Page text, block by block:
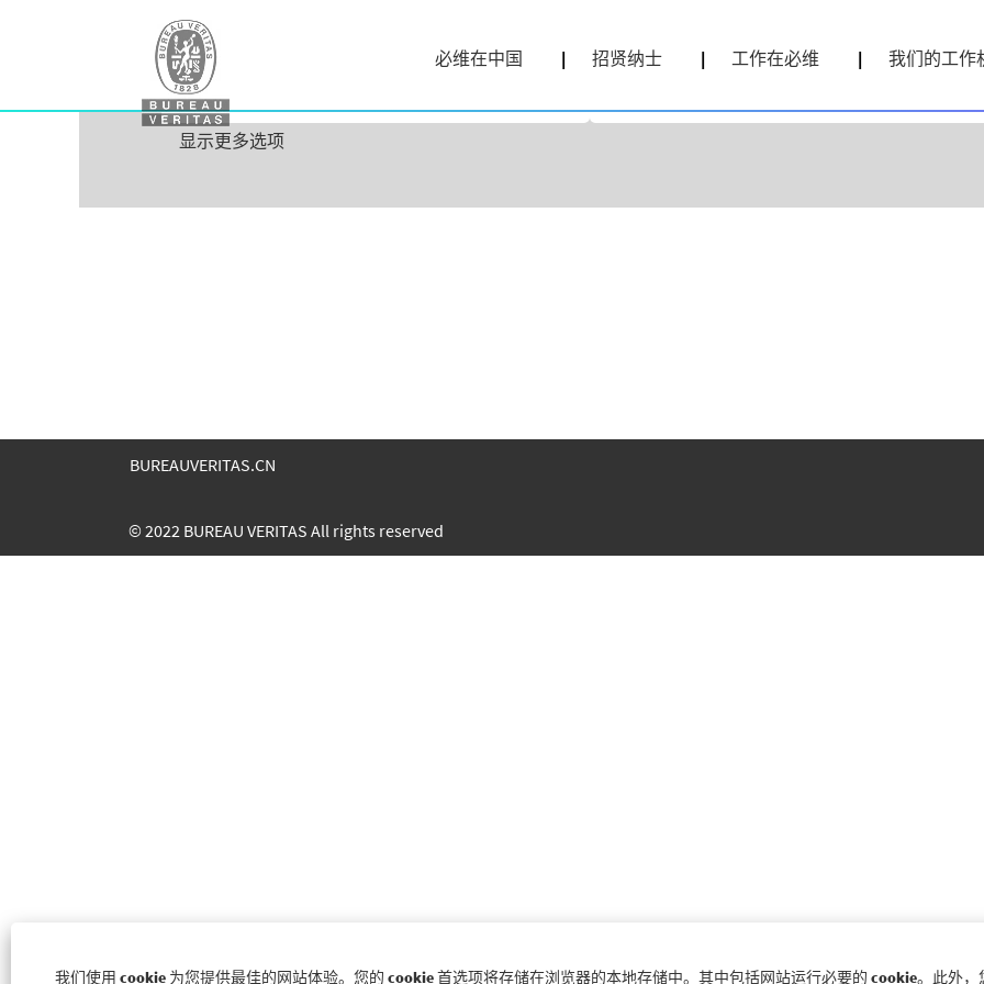
我们使用 cookie 为您提供最佳的网站体验。您的 cookie 首选项将存储在浏览器的本地存储中。其中包括网站运行必要的 cookie。此外
必维在中国 招贤纳士 工作在必维 我们的工作
按关键字搜索
显示更多选项
BUREAUVERITAS.CN
© 2022 BUREAU VERITAS All rights reserved